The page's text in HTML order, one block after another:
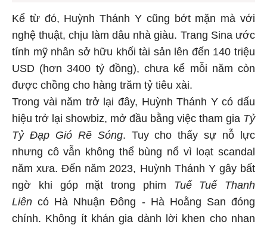
Kể từ đó, Huỳnh Thánh Y cũng bớt mặn mà với
nghệ thuật, chịu làm dâu nhà giàu. Trang Sina ước
tính mỹ nhân sở hữu khối tài sản lên đến 140 triệu
USD (hơn 3400 tỷ đồng), chưa kể mỗi năm còn
được chồng cho hàng trăm tỷ tiêu xài.
Trong vài năm trở lại đây, Huỳnh Thánh Y có dấu
hiệu trở lại showbiz, mở đầu bằng việc tham gia Tỷ
Tỷ Đạp Gió Rẽ Sóng. Tuy cho thấy sự nỗ lực
nhưng cô vẫn không thể bùng nổ vì loạt scandal
năm xưa. Đến năm 2023, Huỳnh Thánh Y gây bất
ngờ khi góp mặt trong phim Tuế Tuế Thanh
Liên có Hà Nhuận Đông - Hà Hoằng San đóng
chính. Không ít khán gia dành lời khen cho nhan